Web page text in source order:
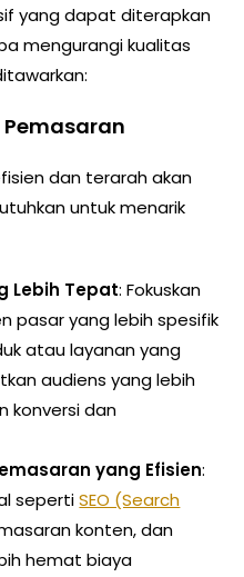
yang dapat diterapkan
mengurangi kualitas
dan terarah akan
untuk menarik
Lebih Tepat: Fokuskan
pasar yang lebih spesifik
atau layanan yang
audiens yang lebih
konversi dan
yang Efisien:
sepertiSEO (Search
konten, dan
hemat biaya